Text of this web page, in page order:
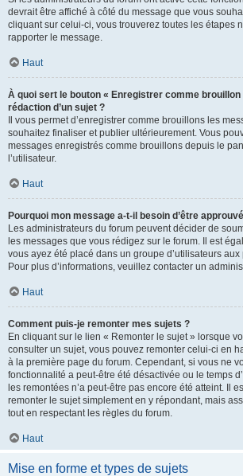
devrait être affiché à côté du message que vous
cliquant sur celui-ci, vous trouverez toutes les étapes
rapporter le message.
Haut
À quoi sert le bouton « Enregistrer comme
rédaction d’un sujet ?
Il vous permet d’enregistrer comme brouillons les
souhaitez finaliser et publier ultérieurement. Vous
messages enregistrés comme brouillons depuis le
l’utilisateur.
Haut
Pourquoi mon message a-t-il besoin d’être
Les administrateurs du forum peuvent décider de
les messages que vous rédigez sur le forum. Il est
vous ayez été placé dans un groupe d’utilisateurs
Pour plus d’informations, veuillez contacter un
Haut
Comment puis-je remonter mes sujets ?
En cliquant sur le lien « Remonter le sujet » lorsque
consulter un sujet, vous pouvez remonter celui-ci en
à la première page du forum. Cependant, si vous ne
fonctionnalité a peut-être été désactivée ou le temps
les remontées n’a peut-être pas encore été atteint. Il
remonter le sujet simplement en y répondant, mais
tout en respectant les règles du forum.
Haut
Mise en forme et types de sujets